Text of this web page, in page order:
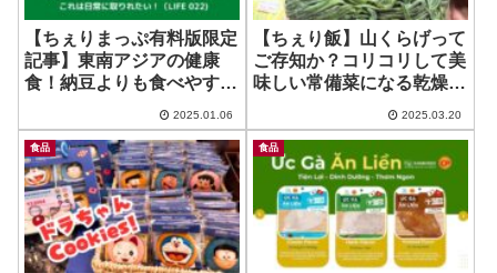
【ちぇりまっぷ有料版限定
記事】東南アジアの健康
食！納豆よりも食べやす
い！
2025.01.06
【ちぇり飯】山くらげって
ご存知か？コリコリして美
味しい常備菜になる乾燥野
2025.03.20
食品 食品